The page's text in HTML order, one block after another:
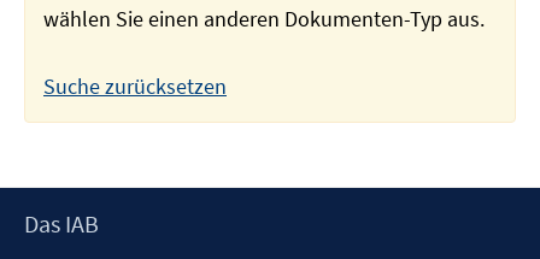
wählen Sie einen anderen Dokumenten-Typ aus.
Suche zurücksetzen
Footer
Das IAB